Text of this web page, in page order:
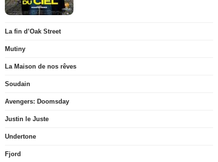
La fin d’Oak Street
Mutiny
La Maison de nos rêves
Soudain
Avengers: Doomsday
Justin le Juste
Undertone
Fjord